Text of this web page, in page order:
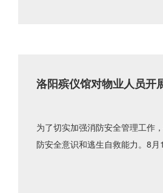
洛阳殡仪馆对物业人员开
为了切实加强消防安全管理工作
防安全意识和逃生自救能力。8